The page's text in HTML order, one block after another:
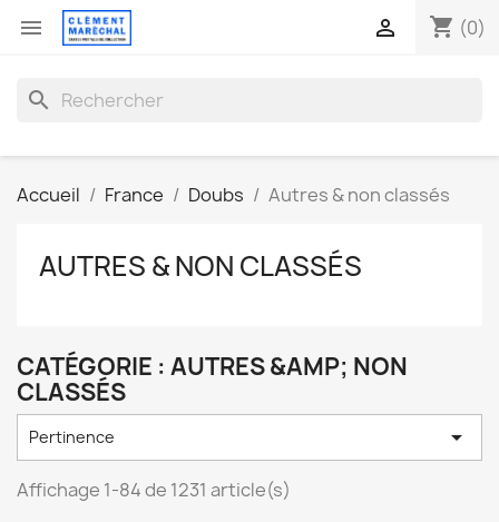
 shopping_cart (0)

search
Accueil France Doubs Autres & non classés
AUTRES & NON CLASSÉS
CATÉGORIE : AUTRES &AMP; NON
CLASSÉS
Pertinence 
Affichage 1-84 de 1231 article(s)